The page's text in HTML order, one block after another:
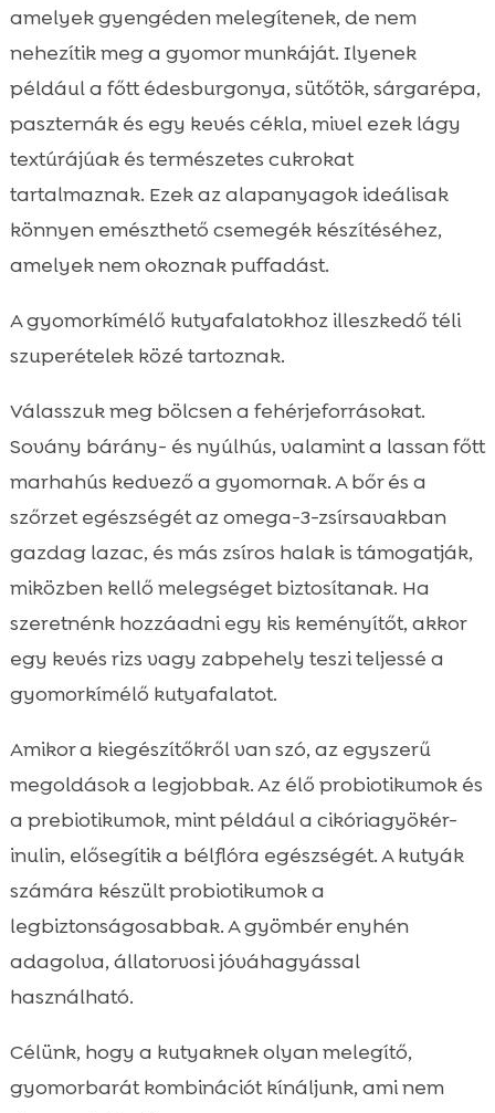
amelyek gyengéden melegítenek, de nem
nehezítik meg a gyomor munkáját. Ilyenek
például a főtt édesburgonya, sütőtök, sárgarépa,
paszternák és egy kevés cékla, mivel ezek lágy
textúrájúak és természetes cukrokat
tartalmaznak. Ezek az alapanyagok ideálisak
könnyen emészthető csemegék készítéséhez,
amelyek nem okoznak puffadást.
A gyomorkímélő kutyafalatokhoz illeszkedő téli
szuperételek közé tartoznak.
Válasszuk meg bölcsen a fehérjeforrásokat.
Sovány bárány- és nyúlhús, valamint a lassan főtt
marhahús kedvező a gyomornak. A bőr és a
szőrzet egészségét az omega-3-zsírsavakban
gazdag lazac, és más zsíros halak is támogatják,
miközben kellő melegséget biztosítanak. Ha
szeretnénk hozzáadni egy kis keményítőt, akkor
egy kevés rizs vagy zabpehely teszi teljessé a
gyomorkímélő kutyafalatot.
Amikor a kiegészítőkről van szó, az egyszerű
megoldások a legjobbak. Az élő probiotikumok és
a prebiotikumok, mint például a cikóriagyökér-
inulin, elősegítik a bélflóra egészségét. A kutyák
számára készült probiotikumok a
legbiztonságosabbak. A gyömbér enyhén
adagolva, állatorvosi jóváhagyással
használható.
Célünk, hogy a kutyaknek olyan melegítő,
gyomorbarát kombinációt kínáljunk, ami nem